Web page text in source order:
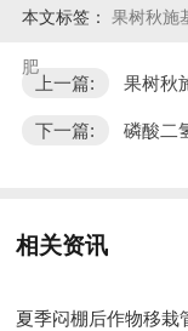
本文标签： 果树秋施
肥
上一篇: 果树秋
下一篇: 磷酸二
相关资讯
夏季闷棚后作物移栽